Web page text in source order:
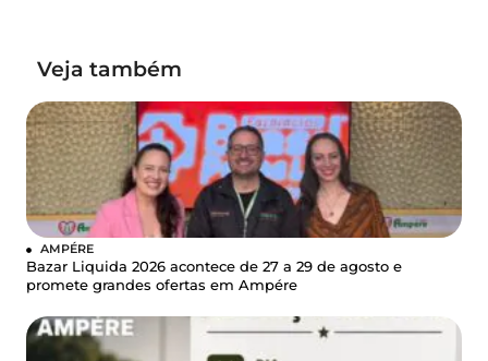
Veja também
AMPÉRE
Bazar Liquida 2026 acontece de 27 a 29 de agosto e
promete grandes ofertas em Ampére